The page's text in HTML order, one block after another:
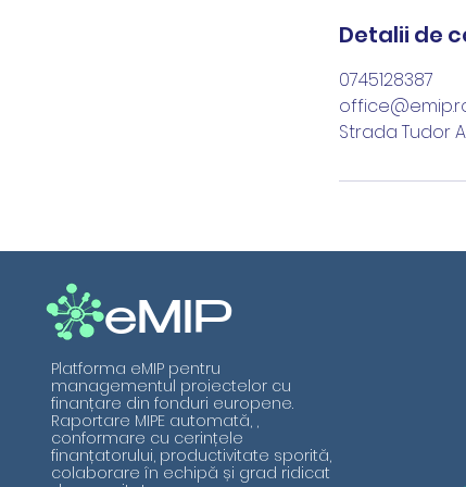
Detalii de
0745128387
Strada Tudor
eMIP
Platforma eMIP pentru
managementul proiectelor cu
finanțare din fonduri europene.
Raportare MIPE automată, ,
conformare cu cerințele
finanțatorului, productivitate sporită,
colaborare în echipă și grad ridicat